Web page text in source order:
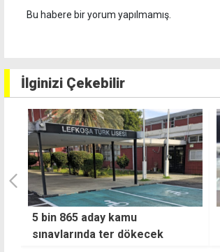
Bu habere bir yorum yapılmamış.
İlginizi Çekebilir
Sıcaklık, mevsim normallerinin
2-3 derece üzerinde